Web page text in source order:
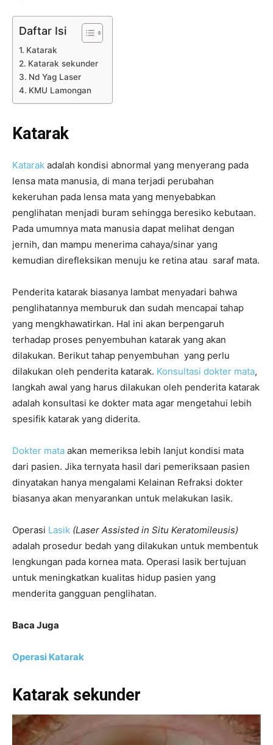
Daftar Isi
Katarak
Katarak sekunder
Nd Yag Laser
KMU Lamongan
Katarak
Katarak adalah kondisi abnormal yang menyerang pada
lensa mata manusia, di mana terjadi perubahan
kekeruhan pada lensa mata yang menyebabkan
penglihatan menjadi buram sehingga beresiko kebutaan.
Pada umumnya mata manusia dapat melihat dengan
jernih, dan mampu menerima cahaya/sinar yang
kemudian direfleksikan menuju ke retina atau saraf mata.
Penderita katarak biasanya lambat menyadari bahwa
penglihatannya memburuk dan sudah mencapai tahap
yang mengkhawatirkan. Hal ini akan berpengaruh
terhadap proses penyembuhan katarak yang akan
dilakukan. Berikut tahap penyembuhan yang perlu
dilakukan oleh penderita katarak. Konsultasi dokter mata,
langkah awal yang harus dilakukan oleh penderita katarak
adalah konsultasi ke dokter mata agar mengetahui lebih
spesifik katarak yang diderita.
Dokter mata akan memeriksa lebih lanjut kondisi mata
dari pasien. Jika ternyata hasil dari pemeriksaan pasien
dinyatakan hanya mengalami Kelainan Refraksi dokter
biasanya akan menyarankan untuk melakukan lasik.
Operasi Lasik (Laser Assisted in Situ Keratomileusis)
adalah prosedur bedah yang dilakukan untuk membentuk
lengkungan pada kornea mata. Operasi lasik bertujuan
untuk meningkatkan kualitas hidup pasien yang
menderita gangguan penglihatan.
Baca Juga
Operasi Katarak
Katarak sekunder